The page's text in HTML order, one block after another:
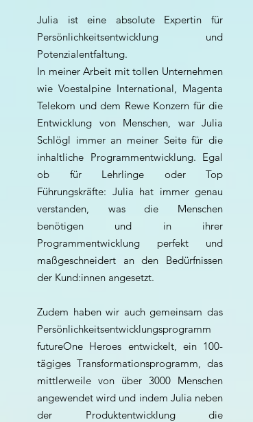
Julia ist eine absolute Expertin für
Persönlichkeitsentwicklung und
Potenzialentfaltung.
In meiner Arbeit mit tollen Unternehmen
wie Voestalpine International, Magenta
Telekom und dem Rewe Konzern für die
Entwicklung von Menschen, war Julia
Schlögl immer an meiner Seite für die
inhaltliche Programmentwicklung. Egal
ob für Lehrlinge oder Top
Führungskräfte: Julia hat immer genau
verstanden, was die Menschen
benötigen und in ihrer
Programmentwicklung perfekt und
maßgeschneidert an den Bedürfnissen
der Kund:innen angesetzt.
Zudem haben wir auch gemeinsam das
Persönlichkeitsentwicklungsprogramm
futureOne Heroes entwickelt, ein 100-
tägiges Transformationsprogramm, das
mittlerweile von über 3000 Menschen
angewendet wird und indem Julia neben
der Produktentwicklung die